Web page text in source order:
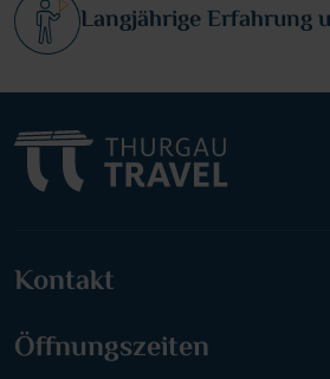
Langjährige Erfahrung
Kontakt
Öffnungszeiten